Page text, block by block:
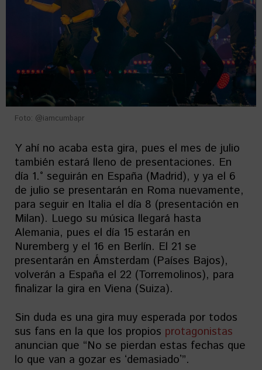
Foto: @iamcumbapr
Y ahí no acaba esta gira, pues el mes de julio
también estará lleno de presentaciones. En
día 1.° seguirán en España (Madrid), y ya el 6
de julio se presentarán en Roma nuevamente,
para seguir en Italia el día 8 (presentación en
Milan). Luego su música llegará hasta
Alemania, pues el día 15 estarán en
Nuremberg y el 16 en Berlín. El 21 se
presentarán en Ámsterdam (Países Bajos),
volverán a España el 22 (Torremolinos), para
finalizar la gira en Viena (Suiza).
Sin duda es una gira muy esperada por todos
sus fans en la que los propios protagonistas
anuncian que “No se pierdan estas fechas que
lo que van a gozar es ʻdemasiadoʼ”.